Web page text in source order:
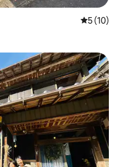
5 av 5 i
5 (10)